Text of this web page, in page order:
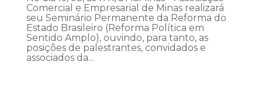
Comercial e Empresarial de Minas realizará
seu Seminário Permanente da Reforma do
Estado Brasileiro (Reforma Política em
Sentido Amplo), ouvindo, para tanto, as
posições de palestrantes, convidados e
associados da...